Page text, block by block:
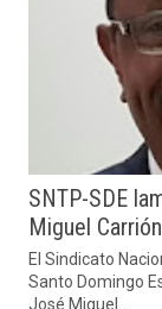
SNTP-SDE
Miguel Carrión
El Sindicato
Santo Domingo
José Miguel...